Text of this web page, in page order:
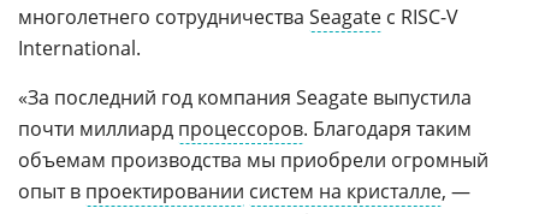
многолетнего сотрудничества Seagate с RISC-V
International.
«За последний год компания Seagate выпустила
почти миллиард процессоров. Благодаря таким
объемам производства мы приобрели огромный
опыт в проектировании систем на кристалле, —